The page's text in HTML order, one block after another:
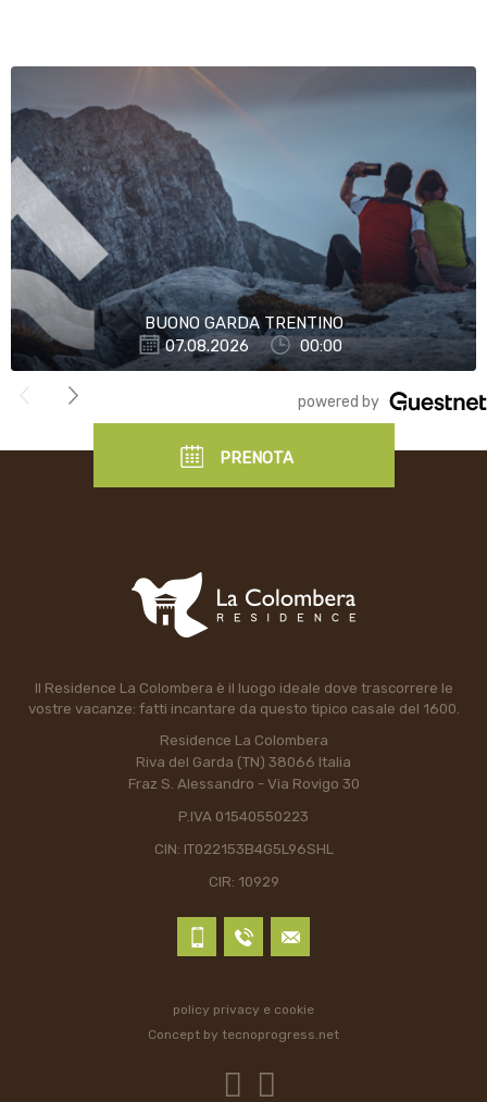
BUONO GARDA TRENTINO
07.08.2026
00:00
powered by
PRENOTA
Il Residence La Colombera è il luogo ideale dove trascorrere le
vostre vacanze: fatti incantare da questo tipico casale del 1600.
Residence La Colombera
Riva del Garda (TN) 38066 Italia
Fraz S. Alessandro - Via Rovigo 30
P.IVA 01540550223
CIN: IT022153B4G5L96SHL
CIR: 10929
policy privacy e cookie
Concept by tecnoprogress.net